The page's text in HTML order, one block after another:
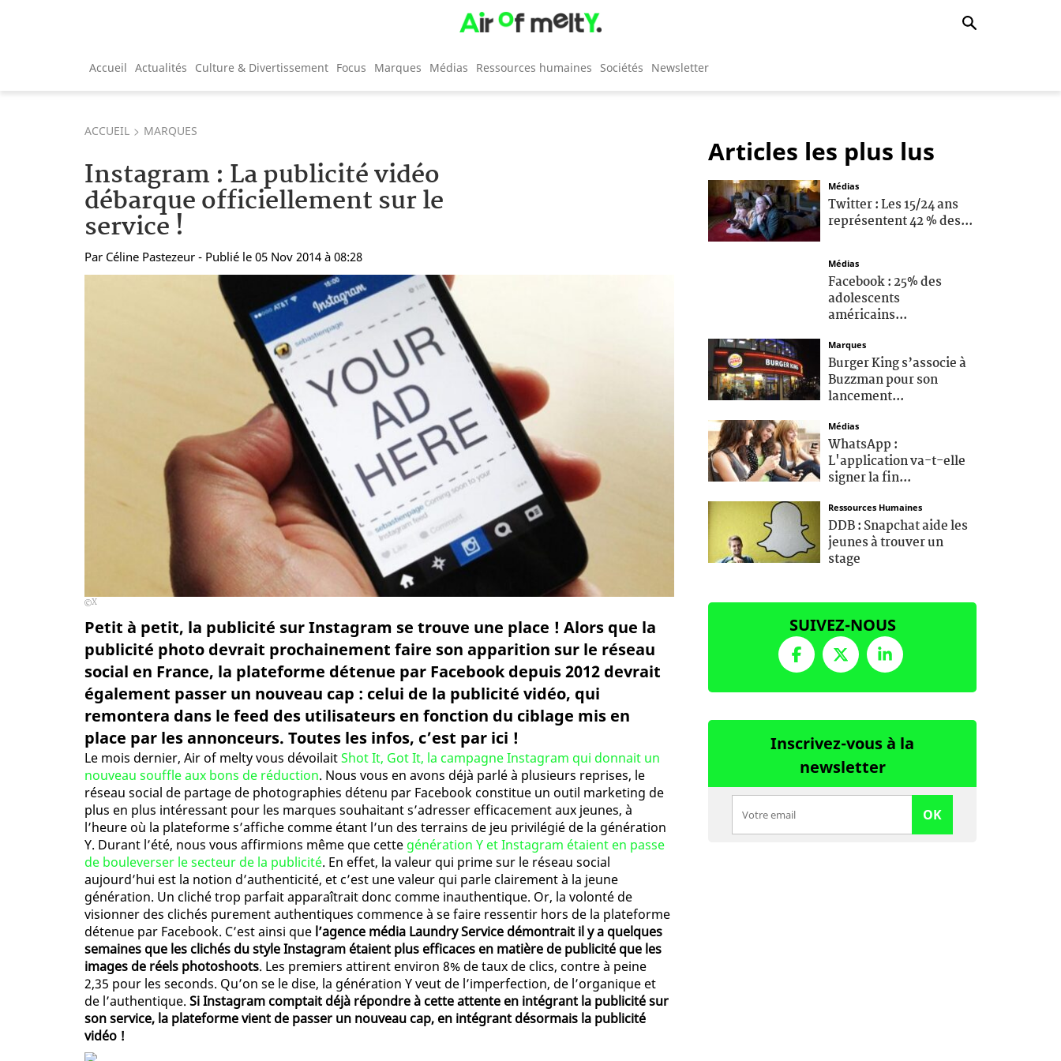
Accueil Actualités Culture & Divertissement Focus Marques Médias Ressources humaines Sociétés Newsletter
ACCUEIL MARQUES
Instagram : La publicité vidéo
débarque officiellement sur le
service !
Par Céline Pastezeur - Publié le 05 Nov 2014 à 08:28
X
Petit à petit, la publicité sur Instagram se trouve une place ! Alors que la
publicité photo devrait prochainement faire son apparition sur le réseau
social en France, la plateforme détenue par Facebook depuis 2012 devrait
également passer un nouveau cap : celui de la publicité vidéo, qui
remontera dans le feed des utilisateurs en fonction du ciblage mis en
place par les annonceurs. Toutes les infos, c’est par ici !
Le mois dernier, Air of melty vous dévoilaitShot It, Got It, la campagne Instagram qui donnait un
nouveau souffle aux bons de réduction. Nous vous en avons déjà parlé à plusieurs reprises, le
réseau social de partage de photographies détenu par Facebook constitue un outil marketing de
plus en plus intéressant pour les marques souhaitant s’adresser efficacement aux jeunes, à
l’heure où la plateforme s’affiche comme étant l’un des terrains de jeu privilégié de la génération
Y. Durant l’été, nous vous affirmions même que cette génération Y et Instagram étaient en passe
de bouleverser le secteur de la publicité. En effet, la valeur qui prime sur le réseau social
aujourd’hui est la notion d’authenticité, et c’est une valeur qui parle clairement à la jeune
génération. Un cliché trop parfait apparaîtrait donc comme inauthentique. Or, la volonté de
visionner des clichés purement authentiques commence à se faire ressentir hors de la plateforme
détenue par Facebook. C’est ainsi que l’agence média Laundry Service démontrait il y a quelques
semaines que les clichés du style Instagram étaient plus efficaces en matière de publicité que les
images de réels photoshoots. Les premiers attirent environ 8% de taux de clics, contre à peine
2,35 pour les seconds. Qu’on se le dise, la génération Y veut de l’imperfection, de l’organique et
de l’authentique. Si Instagram comptait déjà répondre à cette attente en intégrant la publicité sur
son service, la plateforme vient de passer un nouveau cap, en intégrant désormais la publicité
vidéo !
Articles les plus lus
Médias
Twitter : Les 15/24 ans
représentent 42 % des...
Médias
Facebook : 25% des
adolescents
américains...
Marques
Burger King s’associe à
Buzzman pour son
lancement...
Médias
WhatsApp :
L'application va-t-elle
signer la fin...
Ressources Humaines
DDB : Snapchat aide les
jeunes à trouver un
stage
SUIVEZ-NOUS
Inscrivez-vous à la
newsletter
OK